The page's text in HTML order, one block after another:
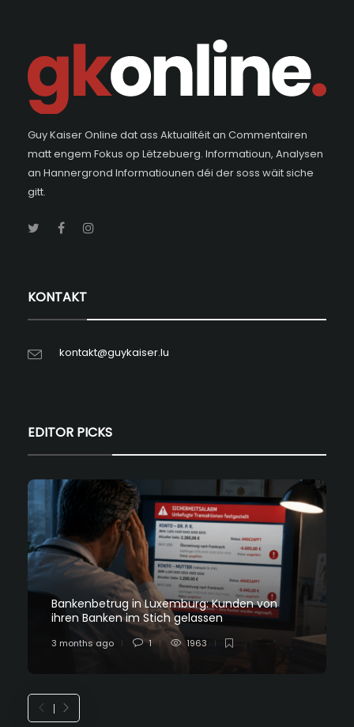
Guy Kaiser Online dat ass Aktualitéit an Commentairen
matt engem Fokus op Lëtzebuerg. Informatioun, Analysen
an Hannergrond Informatiounen déi der soss wäit siche
gitt.
KONTAKT
kontakt@guykaiser.lu
EDITOR PICKS
Bankenbetrug in Luxemburg: Kunden von
ihren Banken im Stich gelassen
3 months ago 1 1963